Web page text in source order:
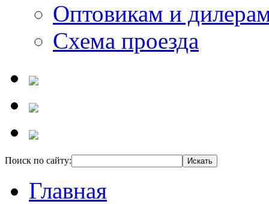
Оптовикам и
Схема проезда
Поиск по сайту:
Главная